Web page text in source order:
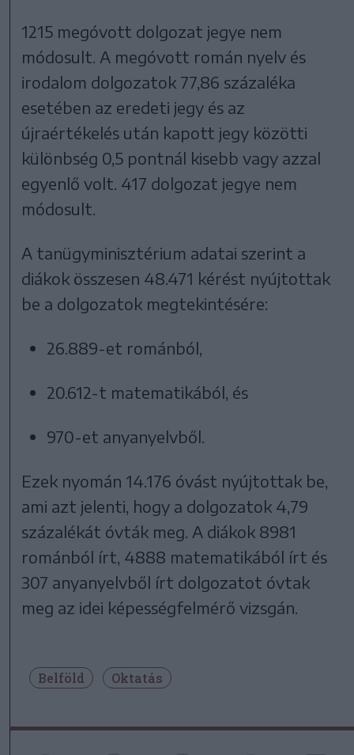
1215 megóvott dolgozat jegye nem
módosult. A megóvott román nyelv és
irodalom dolgozatok 77,86 százaléka
esetében az eredeti jegy és az
újraértékelés után kapott jegy közötti
különbség 0,5 pontnál kisebb vagy azzal
egyenlő volt. 417 dolgozat jegye nem
módosult.
A tanügyminisztérium adatai szerint a
diákok összesen 48.471 kérést nyújtottak
be a dolgozatok megtekintésére:
26.889-et románból,
20.612-t matematikából, és
970-et anyanyelvből.
Ezek nyomán 14.176 óvást nyújtottak be,
ami azt jelenti, hogy a dolgozatok 4,79
százalékát óvták meg. A diákok 8981
románból írt, 4888 matematikából írt és
307 anyanyelvből írt dolgozatot óvtak
meg az idei képességfelmérő vizsgán.
Belföld Oktatás